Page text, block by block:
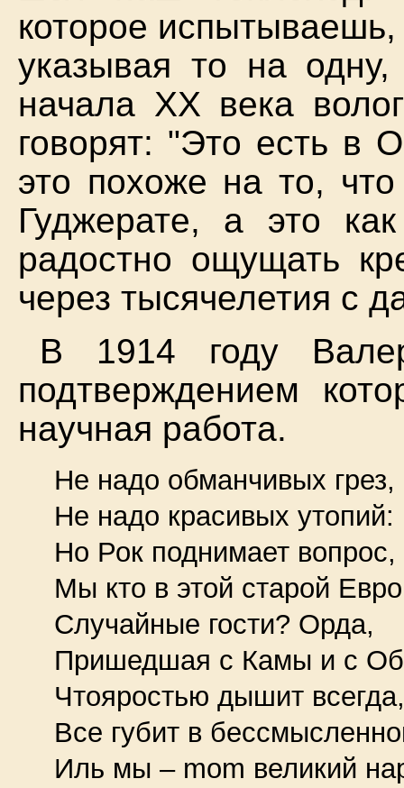
которое испытываешь,
указывая то на
начала XX века
говорят: "Это есть в
это похоже на то,
Гуджерате, а это
радостно ощущать
через тысячелетия с
В 1914 году
подтверждением
научная работа.
Не надо обманчивых грез,
Не надо красивых утопий:
Но Рок поднимает вопрос,
Мы кто в этой старой
Случайные гости? Орда,
Пришедшая с Камы и с
Чтояростью дышит всегда,
Все губит в
Иль мы – mom великий